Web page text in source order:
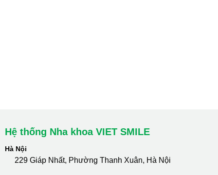
Hệ thống Nha khoa VIET SMILE
Hà Nội
229 Giáp Nhất, Phường Thanh Xuân, Hà Nội